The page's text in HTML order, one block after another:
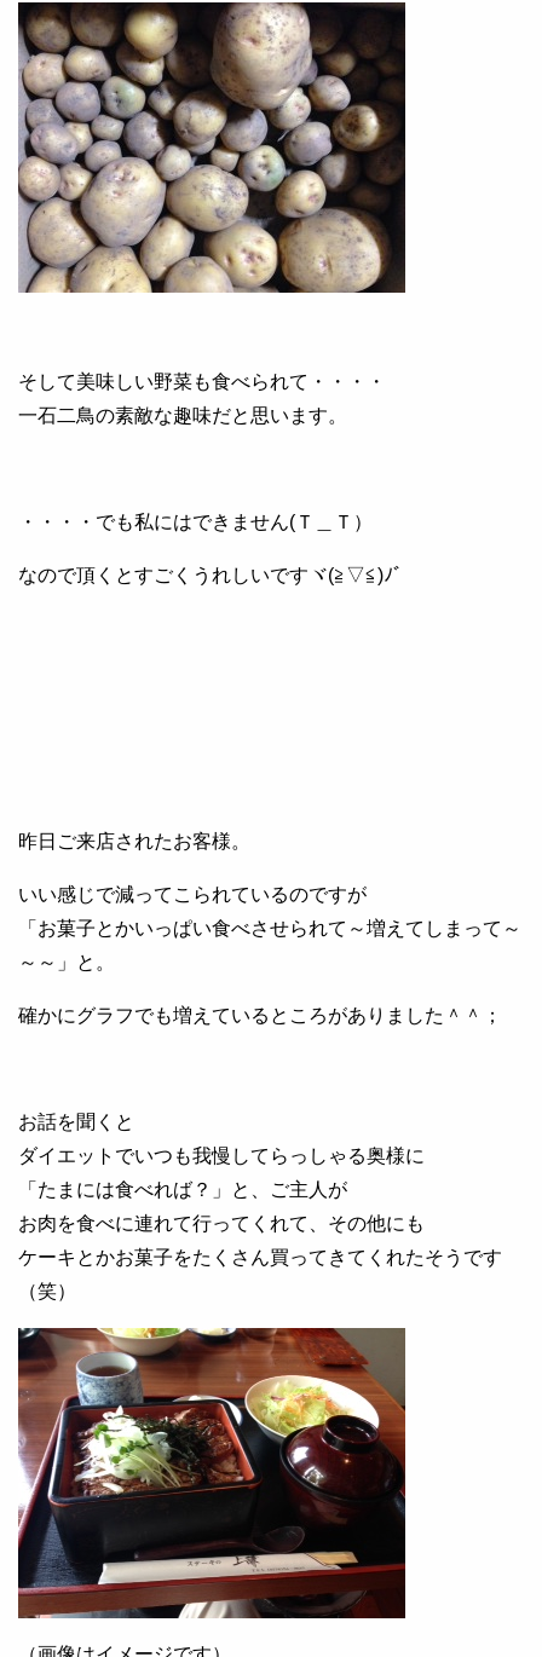
そして美味しい野菜も食べられて・・・・
一石二鳥の素敵な趣味だと思います。
・・・・でも私にはできません(Ｔ＿Ｔ）
なので頂くとすごくうれしいですヾ(≧▽≦)ﾉﾞ
昨日ご来店されたお客様。
いい感じで減ってこられているのですが
「お菓子とかいっぱい食べさせられて～増えてしまって～
～～」と。
確かにグラフでも増えているところがありました＾＾；
お話を聞くと
ダイエットでいつも我慢してらっしゃる奥様に
「たまには食べれば？」と、ご主人が
お肉を食べに連れて行ってくれて、その他にも
ケーキとかお菓子をたくさん買ってきてくれたそうです
（笑）